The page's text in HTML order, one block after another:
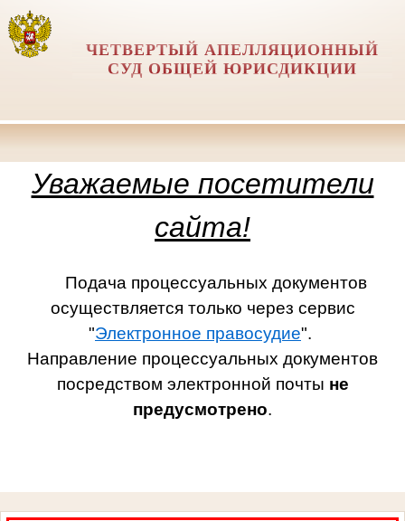
ЧЕТВЕРТЫЙ АПЕЛЛЯЦИОННЫЙ
СУД ОБЩЕЙ ЮРИСДИКЦИИ
Уважаемые посетители
сайта!
Подача процессуальных документов
осуществляется только через сервис
"Электронное правосудие".
Направление процессуальных документов
посредством электронной почты не
предусмотрено.